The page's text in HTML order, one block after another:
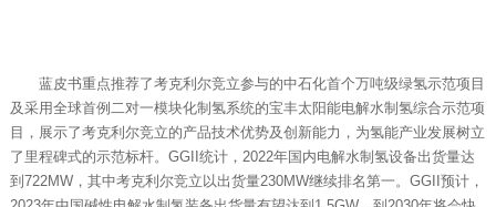
蓝皮书重点推荐了考克利尔竞立参与的中石化首个万吨级绿氢示范项目
及采用全球首例二对一模块化制氢系统的宝丰太阳能电解水制氢综合示范项
目，展示了考克利尔竞立的产品技术优势及创新能力，为氢能产业发展树立
了里程碑式的示范标杆。GGII统计，2022年国内电解水制氢设备出货量达
到722MW，其中考克利尔竞立以出货量230MW继续排名第一。GGII预计，